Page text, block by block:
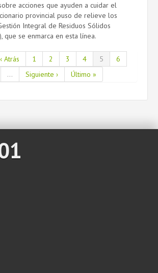
acciones que ayuden a cuidar el
provincial puso de relieve los
Integral de Residuos Sólidos
que se enmarca en esta línea.
‹ Atrás 1 2 3 4 5
6
... Siguiente › Último »